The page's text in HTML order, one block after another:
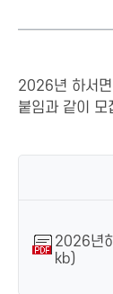
2026년 하서면
붙임과 같이 모
2026년
kb)